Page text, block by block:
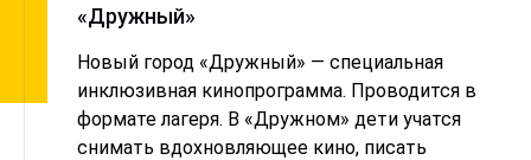
«Дружный»
Новый город «Дружный» — специальная
инклюзивная кинопрограмма. Проводится в
формате лагеря. В «Дружном» дети учатся
снимать вдохновляющее кино, писать